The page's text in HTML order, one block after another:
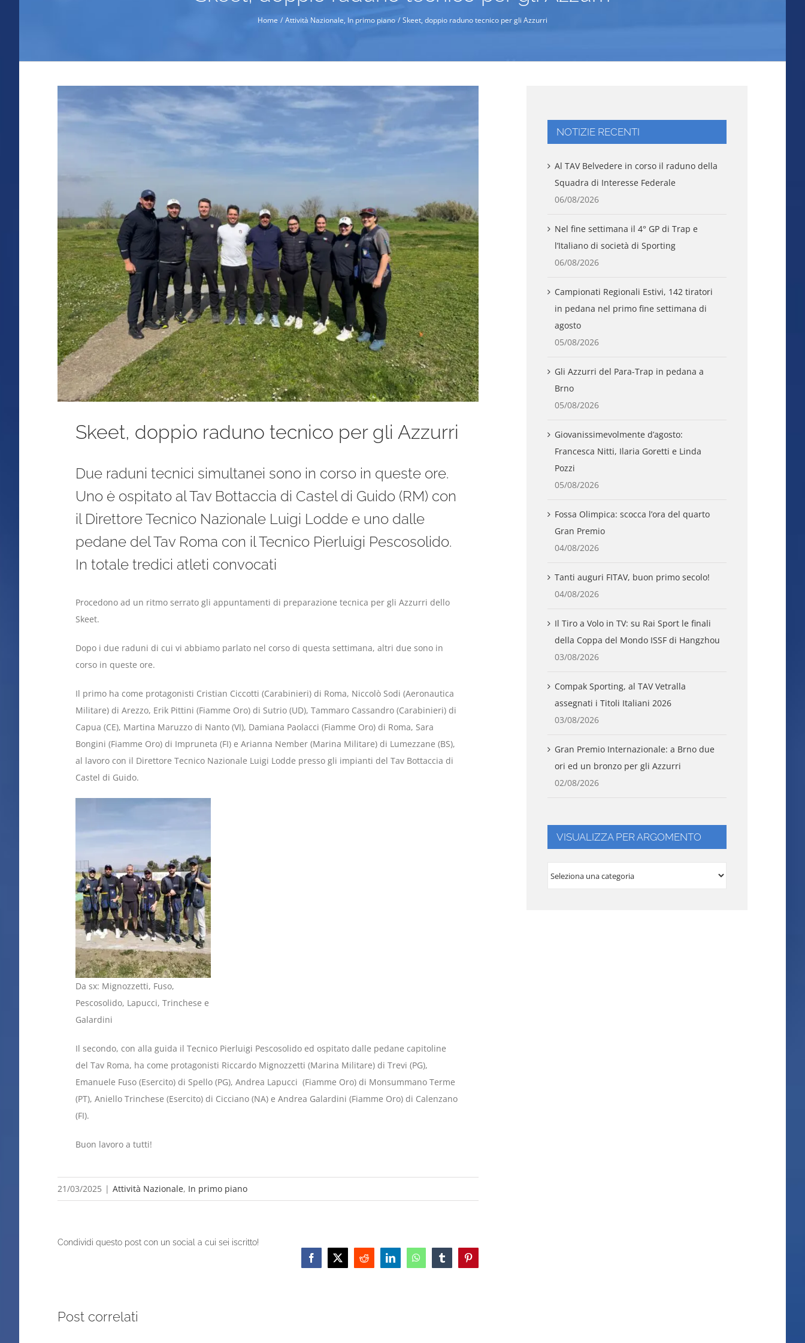
Home Attività Nazionale In primo piano Skeet, doppio raduno tecnico per gli Azzurri
immagine
Skeet, doppio raduno tecnico per gli Azzurri
Due raduni tecnici simultanei sono in corso in queste ore.
Uno è ospitato al Tav Bottaccia di Castel di Guido (RM) con
il Direttore Tecnico Nazionale Luigi Lodde e uno dalle
pedane del Tav Roma con il Tecnico Pierluigi Pescosolido.
In totale tredici atleti convocati
Procedono ad un ritmo serrato gli appuntamenti di preparazione tecnica per gli Azzurri dello
Skeet.
Dopo i due raduni di cui vi abbiamo parlato nel corso di questa settimana, altri due sono in
corso in queste ore.
Il primo ha come protagonisti Cristian Ciccotti (Carabinieri) di Roma, Niccolò Sodi (Aeronautica
Militare) di Arezzo, Erik Pittini (Fiamme Oro) di Sutrio (UD), Tammaro Cassandro (Carabinieri) di
Capua (CE), Martina Maruzzo di Nanto (VI), Damiana Paolacci (Fiamme Oro) di Roma, Sara
Bongini (Fiamme Oro) di Impruneta (FI) e Arianna Nember (Marina Militare) di Lumezzane (BS),
al lavoro con il Direttore Tecnico Nazionale Luigi Lodde presso gli impianti del Tav Bottaccia di
Castel di Guido.
Da sx: Mignozzetti, Fuso,
Pescosolido, Lapucci, Trinchese e
Galardini
Il secondo, con alla guida il Tecnico Pierluigi Pescosolido ed ospitato dalle pedane capitoline
del Tav Roma, ha come protagonisti Riccardo Mignozzetti (Marina Militare) di Trevi (PG),
Emanuele Fuso (Esercito) di Spello (PG), Andrea Lapucci (Fiamme Oro) di Monsummano Terme
(PT), Aniello Trinchese (Esercito) di Cicciano (NA) e Andrea Galardini (Fiamme Oro) di Calenzano
(FI).
Buon lavoro a tutti!
21/03/2025 | Attività Nazionale, In primo piano
Condividi questo post con un social a cui sei iscritto!
Facebook
X RedditLinkedInWhatsAppTumblrPinterest
Post correlati
NOTIZIE RECENTI
Al TAV Belvedere in corso il raduno della
Squadra di Interesse Federale
06/08/2026
Nel fine settimana il 4° GP di Trap e
l’Italiano di società di Sporting
06/08/2026
Campionati Regionali Estivi, 142 tiratori
in pedana nel primo fine settimana di
agosto
05/08/2026
Gli Azzurri del Para-Trap in pedana a
Brno
05/08/2026
Giovanissimevolmente d’agosto:
Francesca Nitti, Ilaria Goretti e Linda
Pozzi
05/08/2026
Fossa Olimpica: scocca l’ora del quarto
Gran Premio
04/08/2026
Tanti auguri FITAV, buon primo secolo!
04/08/2026
Il Tiro a Volo in TV: su Rai Sport le finali
della Coppa del Mondo ISSF di Hangzhou
03/08/2026
Compak Sporting, al TAV Vetralla
assegnati i Titoli Italiani 2026
03/08/2026
Gran Premio Internazionale: a Brno due
ori ed un bronzo per gli Azzurri
02/08/2026
VISUALIZZA PER ARGOMENTO